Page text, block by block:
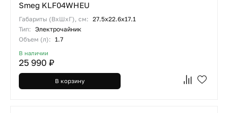
Smeg KLF04WHEU
Габариты (ВхШхГ), см: 27.5х22.6х17.1
Тип: Электрочайник
Объем (л): 1.7
В наличии
25 990 ₽
В корзину